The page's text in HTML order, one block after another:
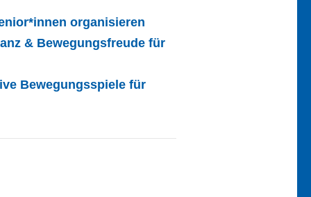
organisieren
& Bewegungsfreude für
Bewegungsspiele für